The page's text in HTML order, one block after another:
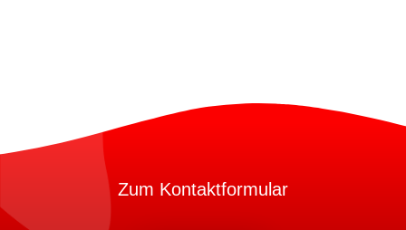
Zum Kontaktformular